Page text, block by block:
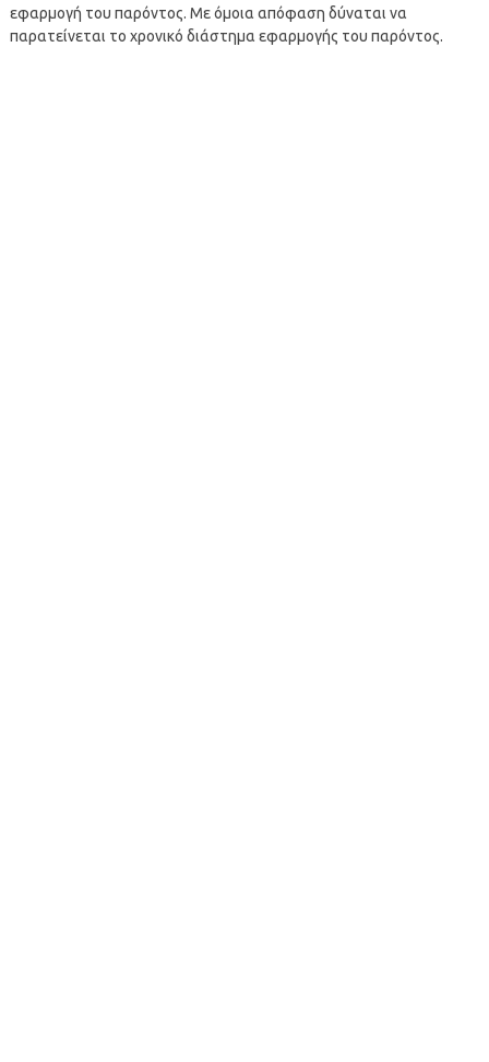
εφαρμογή του παρόντος. Με όμοια απόφαση δύναται να
παρατείνεται το χρονικό διάστημα εφαρμογής του παρόντος.